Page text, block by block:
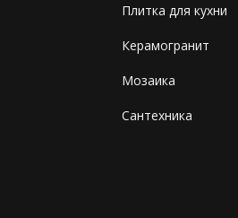
Плитка для кухни
Керамогранит
Мозаика
Сантехника